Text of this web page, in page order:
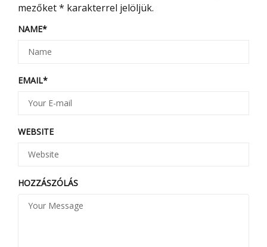
mezőket* karakterrel jelöljük.
NAME*
EMAIL*
WEBSITE
HOZZÁSZÓLÁS